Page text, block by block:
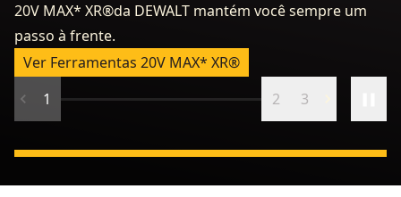
20V MAX* XR®da DEWALT mantém você sempre um
passo à frente.
Ver Ferramentas 20V MAX* XR®
1
2 3